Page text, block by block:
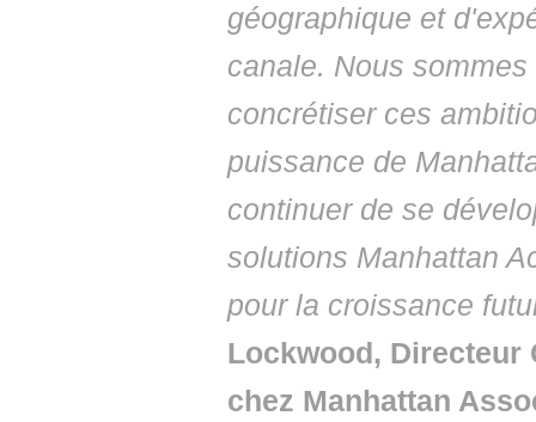
géographique et
canale. Nous
concrétiser ces
puissance de
continuer de se
solutions Manhattan
pour la croissance
Lockwood, Directeur
chez Manhattan